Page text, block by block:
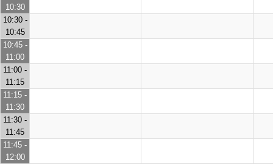
10:30
10:30 -
10:45
10:45 -
11:00
11:00 -
11:15
11:15 -
11:30
11:30 -
11:45
11:45 -
12:00